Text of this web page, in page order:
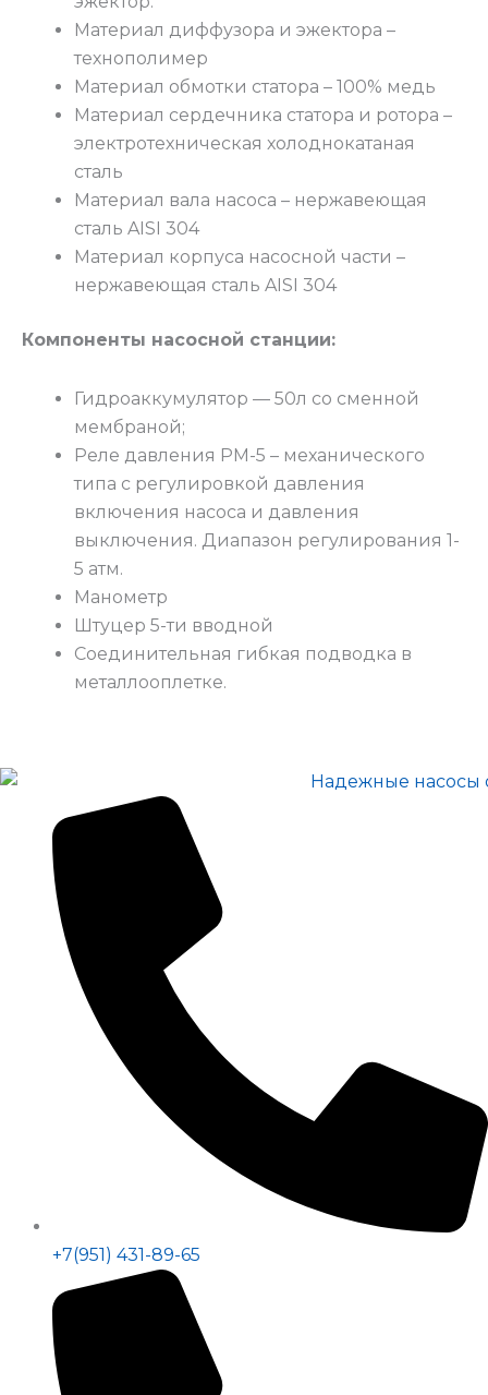
Материал диффузора и эжектора –
технополимер
Материал обмотки статора – 100% медь
Материал сердечника статора и ротора –
электротехническая холоднокатаная
сталь
Материал вала насоса – нержавеющая
сталь AISI 304
Материал корпуса насосной части –
нержавеющая сталь AISI 304
Компоненты насосной станции:
Гидроаккумулятор — 50л со сменной
мембраной;
Реле давления РМ-5 – механического
типа с регулировкой давления
включения насоса и давления
выключения. Диапазон регулирования 1-
5 атм.
Манометр
Штуцер 5-ти вводной
Соединительная гибкая подводка в
металлооплетке.
+7(951) 431-89-65